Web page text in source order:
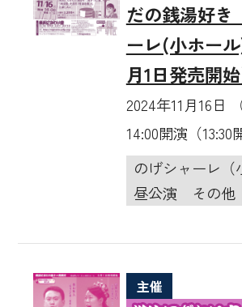
だの銭湯好き
ーレ(小ホー
月1日発売開始
2024年11月16日
14:00開演（13:30
のげシャーレ（
昼公演
その他
主催